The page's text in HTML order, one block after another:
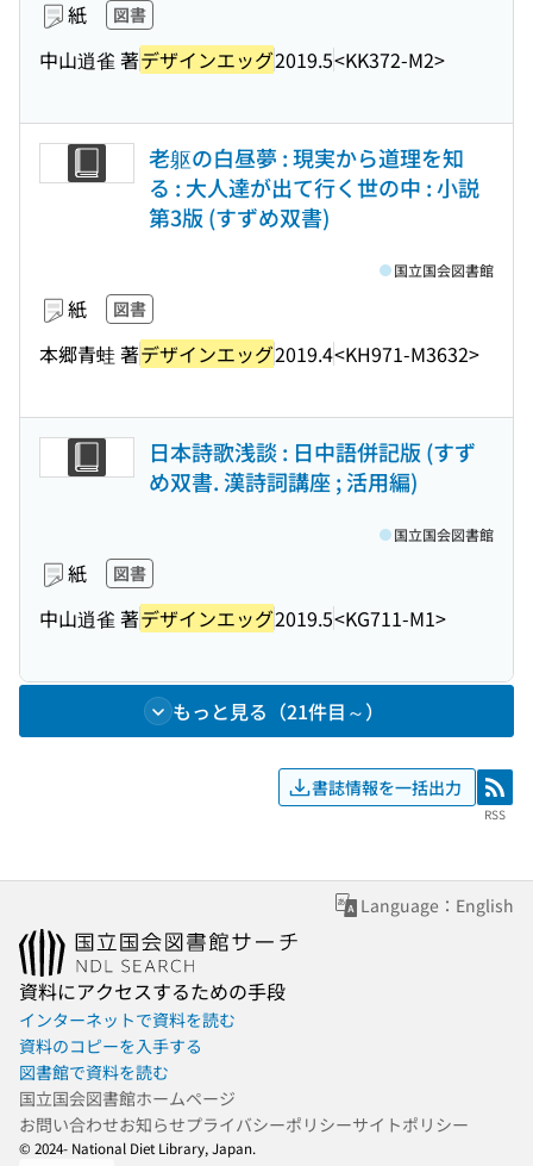
紙 図書
中山逍雀 著デザインエッグ2019.5<KK372-M2>
老躯の白昼夢 : 現実から道理を知
る : 大人達が出て行く世の中 : 小説
第3版 (すずめ双書)
紙 図書
本郷青蛙 著デザインエッグ2019.4<KH971-M3632>
国立国会図書館
日本詩歌浅談 : 日中語併記版 (すず
め双書. 漢詩詞講座 ; 活用編)
紙 図書
中山逍雀 著デザインエッグ2019.5<KG711-M1>
国立国会図書館
もっと見る（21件目～）
書誌情報を一括出力 RSS
RSS
Language：English
資料にアクセスするための手段
インターネットで資料を読む
資料のコピーを入手する
図書館で資料を読む
国立国会図書館ホームページ
お問い合わせお知らせプライバシーポリシーサイトポリシー
© 2024- National Diet Library, Japan.